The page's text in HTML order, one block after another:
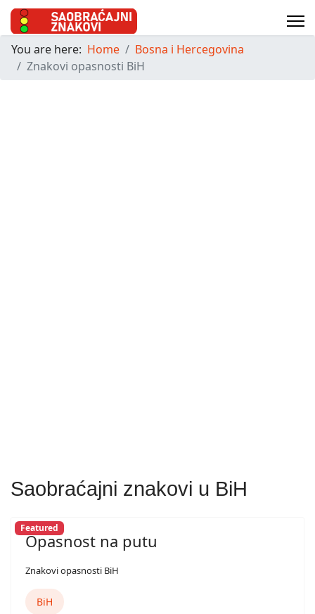
You are here: Home
Bosna i Hercegovina
Znakovi opasnosti BiH
Saobraćajni znakovi u BiH
Featured
Opasnost na putu
Znakovi opasnosti BiH
BiH